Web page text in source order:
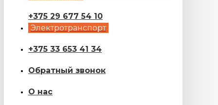
+375 29 677 54 10
Электротранспорт
+375 33 653 41 34
Обратный звонок
О нас